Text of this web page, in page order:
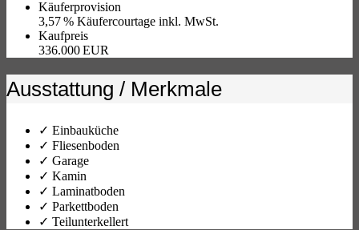
Käufer­provision
3,57 % Käufercourtage inkl. MwSt.
Kaufpreis
336.000 EUR
Ausstattung / Merkmale
✓ Einbauküche
✓ Fliesenboden
✓ Garage
✓ Kamin
✓ Laminatboden
✓ Parkettboden
✓ Teilunterkellert